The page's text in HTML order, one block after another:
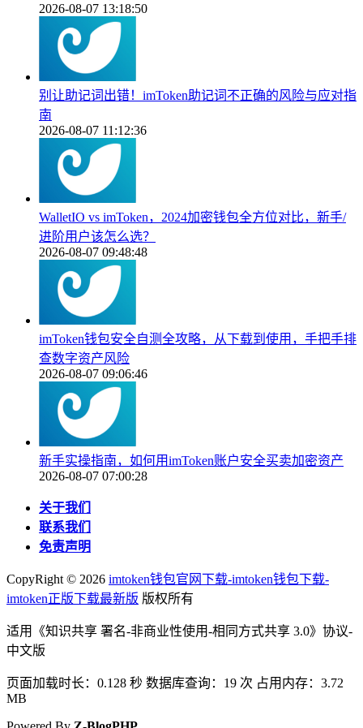
2026-08-07 13:18:50
别让助记词出错！imToken助记词不正确的风险与应对指
南
2026-08-07 11:12:36
WalletIO vs imToken，2024加密钱包全方位对比，新手/
进阶用户该怎么选？
2026-08-07 09:48:48
imToken钱包安全自测全攻略，从下载到使用，手把手排
查数字资产风险
2026-08-07 09:06:46
新手实操指南，如何用imToken账户安全买卖加密资产
2026-08-07 07:00:28
关于我们
联系我们
免责声明
CopyRight © 2026 imtoken钱包官网下载-imtoken钱包下载-
imtoken正版下载最新版 版权所有
适用《知识共享 署名-非商业性使用-相同方式共享 3.0》协议-
中文版
页面加载时长：0.128 秒 数据库查询：19 次 占用内存：3.72
MB